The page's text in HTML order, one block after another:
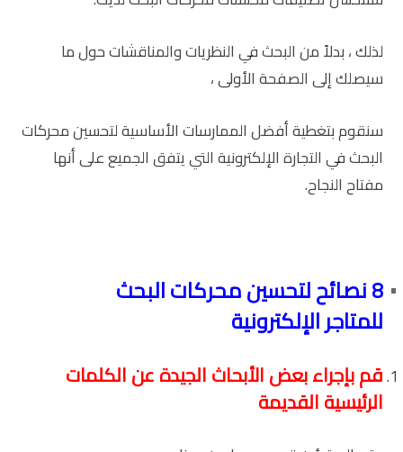
لذلك ، بدلاً من البحث في النظريات والمناقشات حول ما
سيصلك إلى الصفحة الأولى ،
سنقوم بتغطية أفضل الممارسات الأساسية لتحسين محركات
البحث في التجارة الإلكترونية التي يتفق الجميع على أنها
مفتاح النجاح.
8 نصائح لتحسين محركات البحث
للمتاجر الإلكترونية
قم بإجراء بعض الأبحاث الجيدة عن الكلمات
الرئيسية القديمة